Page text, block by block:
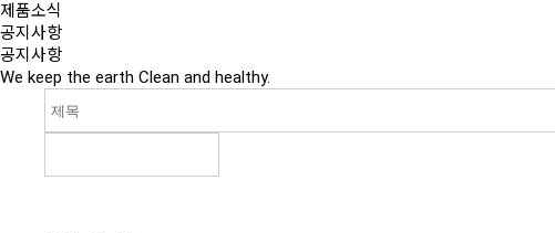
제품소식
공지사항
공지사항
We keep the earth Clean and healthy.